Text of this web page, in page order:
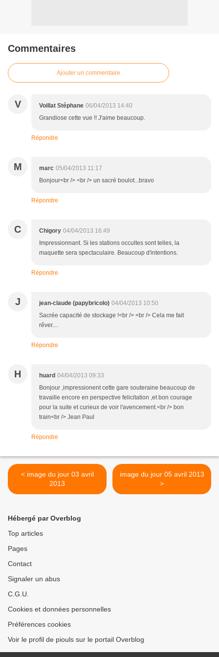
Commentaires
Ajouter un commentaire
V Voillat Stéphane 06/04/2013 14:40
Grandiose cette vue !! J'aime beaucoup.
Répondre
M marc 05/04/2013 11:17
Bonjour<br /> <br /> un sacré boulot...bravo
Répondre
C Chigory 04/04/2013 16:49
Impressionnant. Si les stations occultes sont telles, la
maquette sera spectaculaire. Beaucoup d'intentions.
Répondre
J jean-claude (papybricolo) 04/04/2013 10:50
Sacrée capacité de stockage !<br /> <br /> Cela me fait
rêver....
Répondre
H huard 04/04/2013 09:33
Bonjour ,impressionent cette gare souteraine beaucoup de
travaille encore en perspective felicitation ,et bon courage
pour la suite et curieux de voir l'avencement.<br /> bon
train<br /> Jean Paul
Répondre
< image du jour 03 avril
2013
image du jour 05 avril 2013
>
Hébergé par Overblog
Top articles
Pages
Contact
Signaler un abus
C.G.U.
Cookies et données personnelles
Préférences cookies
Voir le profil de piouls sur le portail Overblog